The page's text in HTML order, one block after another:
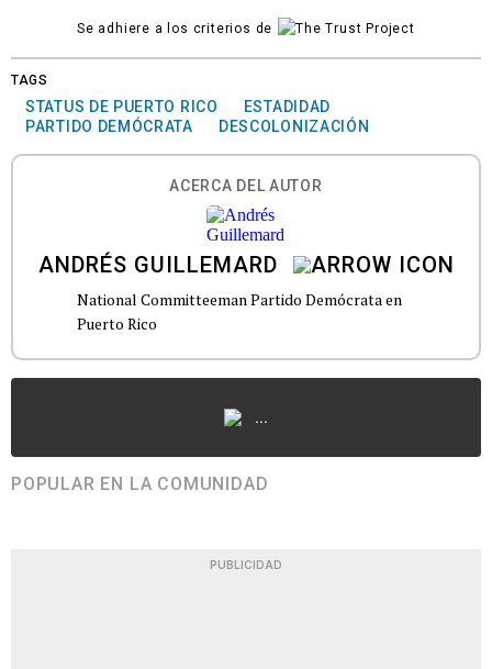
Se adhiere a los criterios de
TAGS
STATUS DE PUERTO RICO
ESTADIDAD
PARTIDO DEMÓCRATA
DESCOLONIZACIÓN
ACERCA DEL AUTOR
ANDRÉS GUILLEMARD
National Committeeman Partido Demócrata en
Puerto Rico
...
POPULAR EN LA COMUNIDAD
PUBLICIDAD